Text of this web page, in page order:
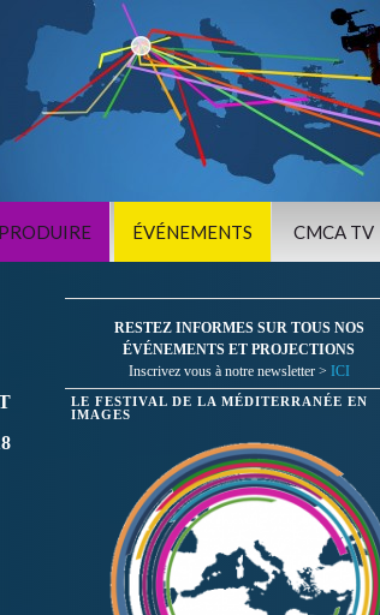
ÉVÉNEMENTS CMCA TV
RESTEZ INFORMES SUR TOUS NOS
ÉVÉNEMENTS ET PROJECTIONS
Inscrivez vous à notre newsletter > ICI
LE FESTIVAL DE LA MÉDITERRANÉE EN
IMAGES